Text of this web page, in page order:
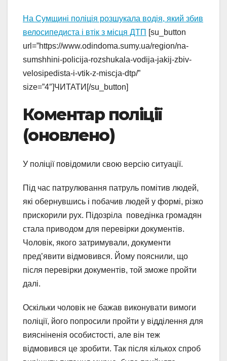
На Сумщині поліція розшукала водія, який збив
велосипедиста і втік з місця ДТП [su_button
url=”https://www.odindoma.sumy.ua/region/na-
sumshhini-policija-rozshukala-vodija-jakij-zbiv-
velosipedista-i-vtik-z-miscja-dtp/”
size=”4″]ЧИТАТИ[/su_button]
Коментар поліції
(оновлено)
У поліції повідомили свою версію ситуації.
Під час патрулювання патруль помітив людей,
які обернувшись і побачив людей у ​​формі, різко
прискорили рух. Підозріла поведінка громадян
стала приводом для перевірки документів.
Чоловік, якого затримували, документи
пред’явити відмовився. Йому пояснили, що
після перевірки документів, той зможе пройти
далі.
Оскільки чоловік не бажав виконувати вимоги
поліції, його попросили пройти у відділення для
виясніненія особистості, але він теж
відмовився це зробити. Так після кількох спроб